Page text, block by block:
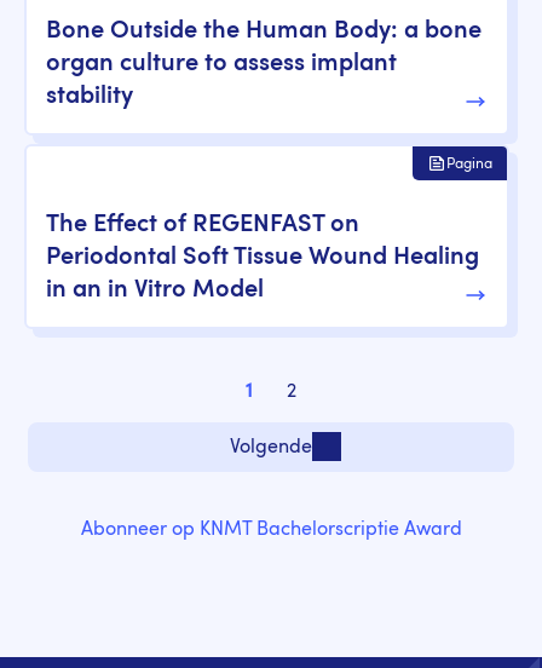
Bone Outside the Human Body: a bone
organ culture to assess implant
stability
The Effect of REGENFAST on
Periodontal Soft Tissue Wound Healing
in an in Vitro Model
Pagina
1
2
Volgende pagina
Volgende
Abonneer op KNMT Bachelorscriptie Award